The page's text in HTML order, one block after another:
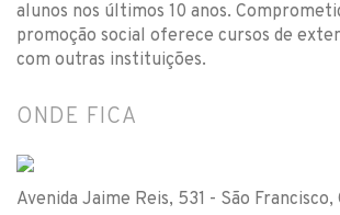
alunos nos últimos 10 anos.
promoção social oferece cursos de
com outras instituições.
ONDE FICA
Avenida Jaime Reis, 531 - São